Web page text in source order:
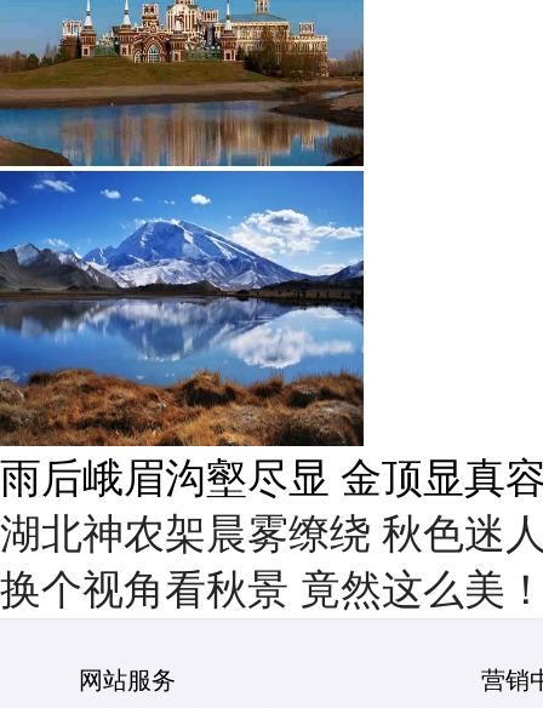
雨后峨眉沟壑尽显 金顶显真
湖北神农架晨雾缭绕 秋色迷
换个视角看秋景 竟然这么美
网站服务 营销